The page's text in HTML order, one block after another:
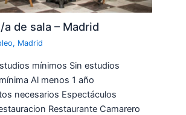
a de sala – Madrid
, Madrid
mínimos Sin estudios
Al menos 1 año
necesarios Espectáculos
Restaurante Camarero